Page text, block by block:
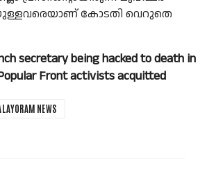
കോടതി വെറുതെ
secretary being hacked to death in
Front activists acquitted
NEWS